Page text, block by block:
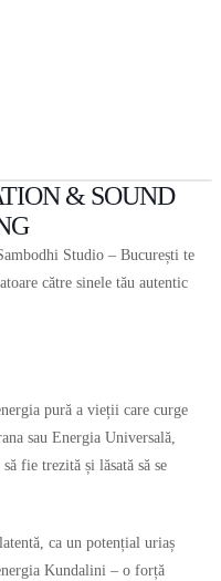
& SOUND
Studio – București te
către sinele tău autentic
pură a vieții care curge
sau Energia Universală,
fie trezită și lăsată să se
ca un potențial uriaș
Kundalini – o forță